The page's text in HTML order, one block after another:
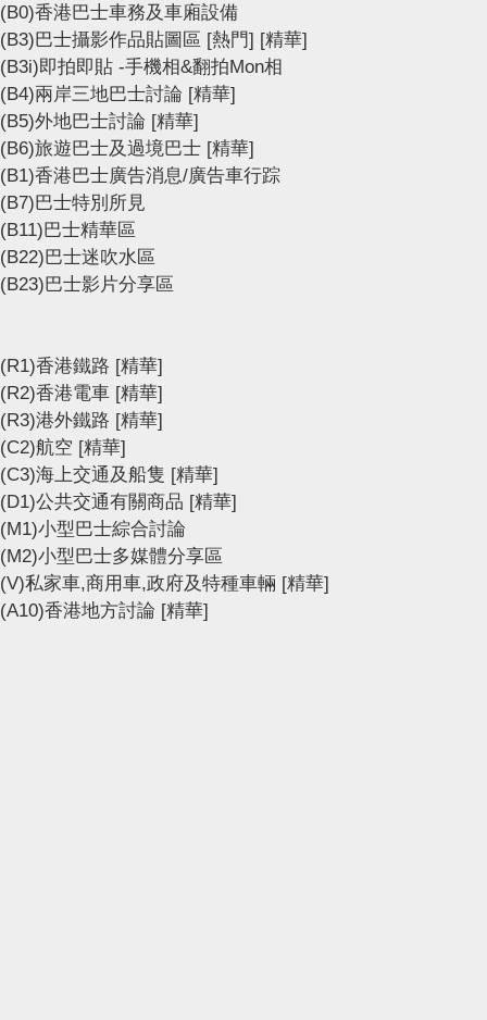
(B0)香港巴士車務及車廂設備
(B3)巴士攝影作品貼圖區 [熱門] [精華]
(B3i)即拍即貼 -手機相&翻拍Mon相
(B4)兩岸三地巴士討論 [精華]
(B5)外地巴士討論 [精華]
(B6)旅遊巴士及過境巴士 [精華]
(B1)香港巴士廣告消息/廣告車行踪
(B7)巴士特別所見
(B11)巴士精華區
(B22)巴士迷吹水區
(B23)巴士影片分享區
(R1)香港鐵路 [精華]
(R2)香港電車 [精華]
(R3)港外鐵路 [精華]
(C2)航空 [精華]
(C3)海上交通及船隻 [精華]
(D1)公共交通有關商品 [精華]
(M1)小型巴士綜合討論
(M2)小型巴士多媒體分享區
(V)私家車,商用車,政府及特種車輛 [精華]
(A10)香港地方討論 [精華]